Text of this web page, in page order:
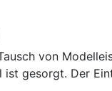
von
ist gesorgt. Der